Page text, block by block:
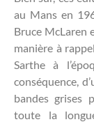
au Mans en
Bruce McLaren
manière à
Sarthe à
conséquence,
bandes grises
toute la